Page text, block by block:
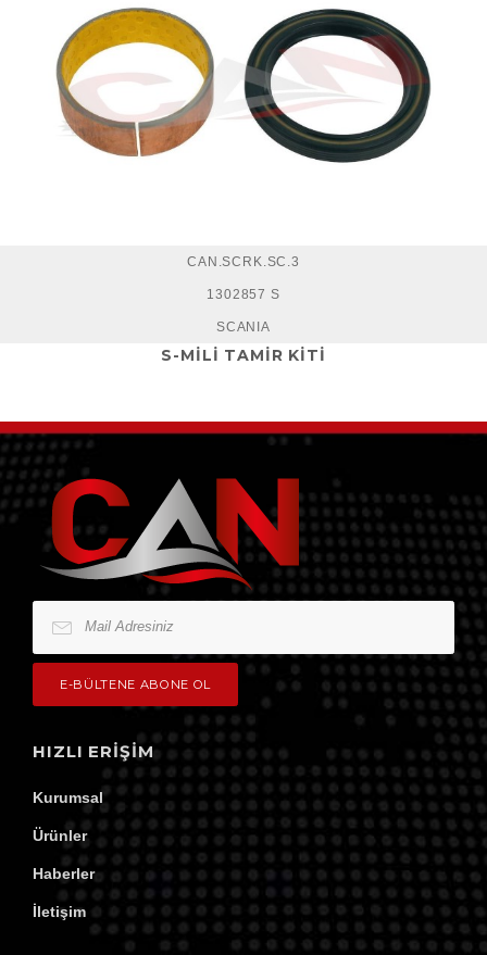
CAN.SCRK.SC.3
1302857 S
SCANIA
S-MİLİ TAMİR KİTİ
HIZLI ERIŞIM
Kurumsal
Ürünler
Haberler
İletişim